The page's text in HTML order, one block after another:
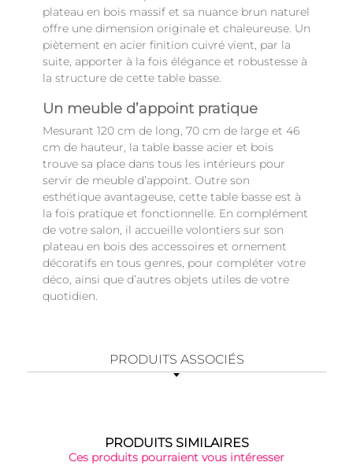
plateau en bois massif et sa nuance brun naturel
offre une dimension originale et chaleureuse. Un
piètement en acier finition cuivré vient, par la
suite, apporter à la fois élégance et robustesse à
la structure de cette table basse.
Un meuble d’appoint pratique
Mesurant 120 cm de long, 70 cm de large et 46
cm de hauteur, la table basse acier et bois
trouve sa place dans tous les intérieurs pour
servir de meuble d’appoint. Outre son
esthétique avantageuse, cette table basse est à
la fois pratique et fonctionnelle. En complément
de votre salon, il accueille volontiers sur son
plateau en bois des accessoires et ornement
décoratifs en tous genres, pour compléter votre
déco, ainsi que d’autres objets utiles de votre
quotidien.
PRODUITS ASSOCIÉS
PRODUITS SIMILAIRES
Ces produits pourraient vous intéresser